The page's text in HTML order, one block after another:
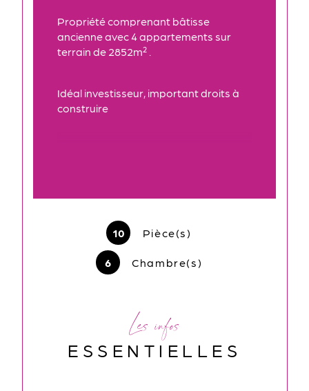
10 Pièce(s)
6 Chambre(s)
Les infos
ESSENTIELLES
Propriété comprenant bâtisse
ancienne avec 4 appartements sur
terrain de 2852m² .
Idéal investisseur, important droits à
construire